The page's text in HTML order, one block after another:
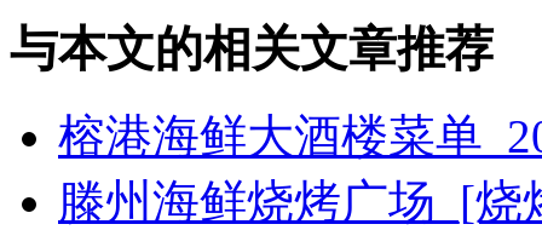
与本文的相关文章推荐
榕港海鲜大酒楼菜单
滕州海鲜烧烤广场_[